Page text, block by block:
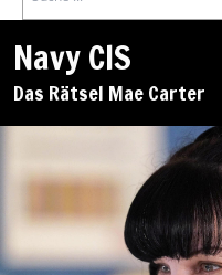
Navy CIS
Das Rätsel Mae Carter